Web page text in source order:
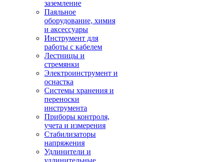
заземление
Паяльное
оборудование, химия
и аксессуары
Инструмент для
работы с кабелем
Лестницы и
стремянки
Электроинструмент и
оснастка
Системы хранения и
переноски
инструмента
Приборы контроля,
учета и измерения
Стабилизаторы
напряжения
Удлинители и
удлинительные